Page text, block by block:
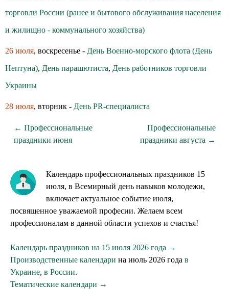
торговли России (ранее и бытового обслуживания населения
и жилищно - коммунального хозяйства)
26 июля, воскресенье - День Военно-морского флота (День
Нептуна), День парашютиста, День работников торговли
Украины
28 июля, вторник - День PR-специалиста
← Профессиональные
праздники июня
Профессиональные
праздники августа →
Календарь профессиональных праздников 15
июля, в Всемирный день навыков молодежи,
включает актуальное событие июля,
посвященное уважаемой професии. Желаем всем
профессионалам в данной области успехов и счастья!
Календарь праздников на 15 июля 2026 года →
Производственные календари на июль 2026 года в
Украине, в России.
Тематические календари →